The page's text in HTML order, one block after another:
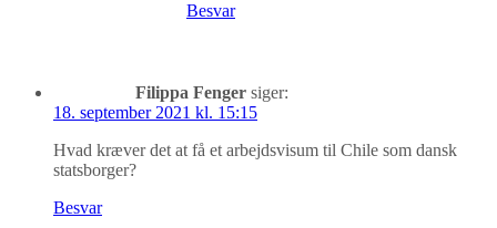
Besvar
Filippa Fenger siger:
18. september 2021 kl. 15:15
Hvad kræver det at få et arbejdsvisum til Chile som dansk
statsborger?
Besvar